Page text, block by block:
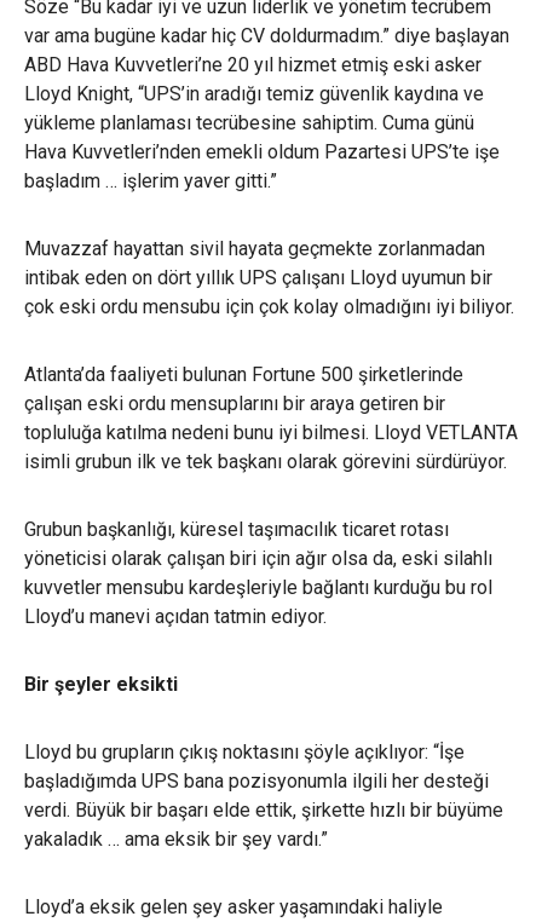
Söze “Bu kadar iyi ve uzun liderlik ve yönetim tecrübem
var ama bugüne kadar hiç CV doldurmadım.” diye başlayan
ABD Hava Kuvvetleri’ne 20 yıl hizmet etmiş eski asker
Lloyd Knight, “UPS’in aradığı temiz güvenlik kaydına ve
yükleme planlaması tecrübesine sahiptim. Cuma günü
Hava Kuvvetleri’nden emekli oldum Pazartesi UPS’te işe
başladım … işlerim yaver gitti.”
Muvazzaf hayattan sivil hayata geçmekte zorlanmadan
intibak eden on dört yıllık UPS çalışanı Lloyd uyumun bir
çok eski ordu mensubu için çok kolay olmadığını iyi biliyor.
Atlanta’da faaliyeti bulunan Fortune 500 şirketlerinde
çalışan eski ordu mensuplarını bir araya getiren bir
topluluğa katılma nedeni bunu iyi bilmesi. Lloyd VETLANTA
isimli grubun ilk ve tek başkanı olarak görevini sürdürüyor.
Grubun başkanlığı, küresel taşımacılık ticaret rotası
yöneticisi olarak çalışan biri için ağır olsa da, eski silahlı
kuvvetler mensubu kardeşleriyle bağlantı kurduğu bu rol
Lloyd’u manevi açıdan tatmin ediyor.
Bir şeyler eksikti
Lloyd bu grupların çıkış noktasını şöyle açıklıyor: “İşe
başladığımda UPS bana pozisyonumla ilgili her desteği
verdi. Büyük bir başarı elde ettik, şirkette hızlı bir büyüme
yakaladık … ama eksik bir şey vardı.”
Lloyd’a eksik gelen şey asker yaşamındaki haliyle